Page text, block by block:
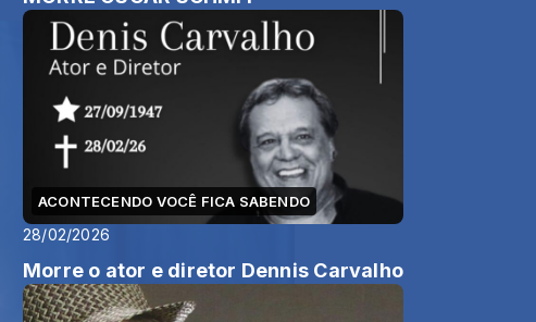
ACONTECENDO VOCÊ FICA SABENDO
28/02/2026
Morre o ator e diretor Dennis Carvalho